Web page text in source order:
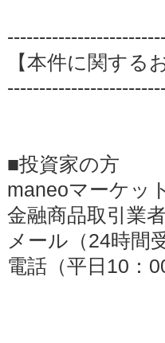
【本件に関する
■投資家の方
maneoマーケッ
金融商品取引業
メール（24時間
電話（平日10：